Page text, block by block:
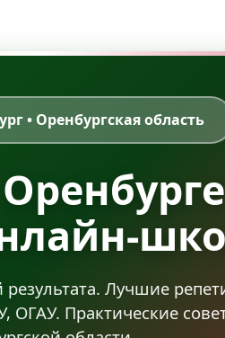
• Оренбургская область
Лучшие
ОГАУ. Практические